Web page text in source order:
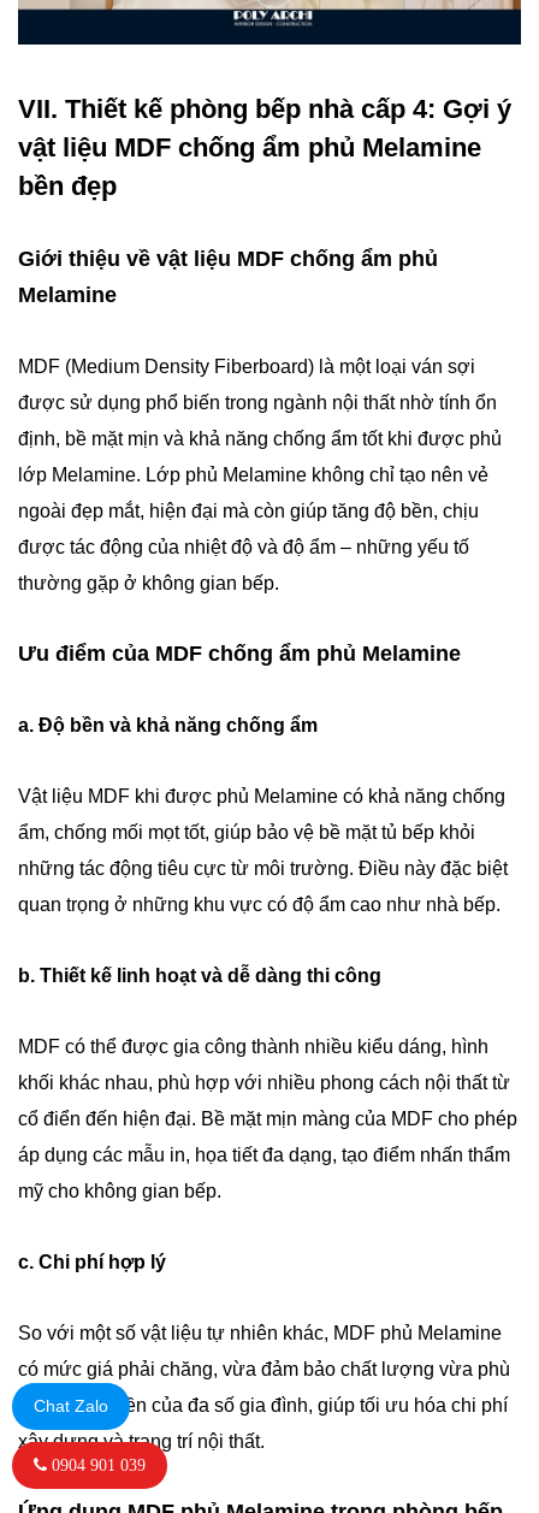
VII. Thiết kế phòng bếp nhà cấp 4: Gợi ý
vật liệu MDF chống ẩm phủ Melamine
bền đẹp
Giới thiệu về vật liệu MDF chống ẩm phủ
Melamine
MDF (Medium Density Fiberboard) là một loại ván sợi
được sử dụng phổ biến trong ngành nội thất nhờ tính ổn
định, bề mặt mịn và khả năng chống ẩm tốt khi được phủ
lớp Melamine. Lớp phủ Melamine không chỉ tạo nên vẻ
ngoài đẹp mắt, hiện đại mà còn giúp tăng độ bền, chịu
được tác động của nhiệt độ và độ ẩm – những yếu tố
thường gặp ở không gian bếp.
Ưu điểm của MDF chống ẩm phủ Melamine
a. Độ bền và khả năng chống ẩm
Vật liệu MDF khi được phủ Melamine có khả năng chống
ẩm, chống mối mọt tốt, giúp bảo vệ bề mặt tủ bếp khỏi
những tác động tiêu cực từ môi trường. Điều này đặc biệt
quan trọng ở những khu vực có độ ẩm cao như nhà bếp.
b. Thiết kế linh hoạt và dễ dàng thi công
MDF có thể được gia công thành nhiều kiểu dáng, hình
khối khác nhau, phù hợp với nhiều phong cách nội thất từ
cổ điển đến hiện đại. Bề mặt mịn màng của MDF cho phép
áp dụng các mẫu in, họa tiết đa dạng, tạo điểm nhấn thẩm
mỹ cho không gian bếp.
c. Chi phí hợp lý
So với một số vật liệu tự nhiên khác, MDF phủ Melamine
có mức giá phải chăng, vừa đảm bảo chất lượng vừa phù
hợp với túi tiền của đa số gia đình, giúp tối ưu hóa chi phí
xây dựng và trang trí nội thất.
Chat Zalo
0904 901 039